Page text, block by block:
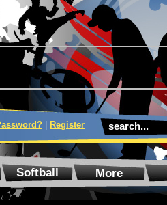
Register
Softball More